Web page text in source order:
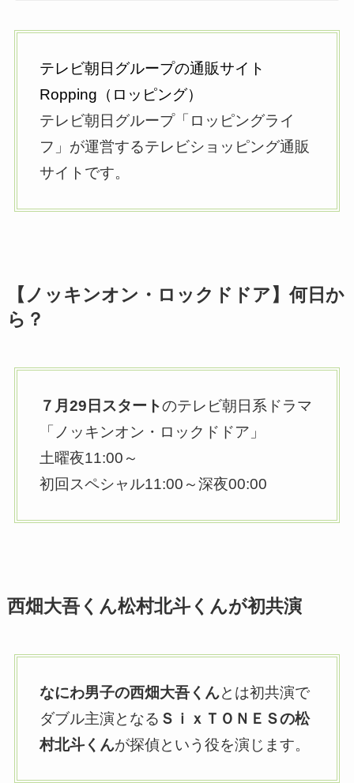
テレビ朝日グループの通販サイト
Ropping（ロッピング）
テレビ朝日グループ「ロッピングライ
フ」が運営するテレビショッピング通販
サイトです。
【ノッキンオン・ロックドドア】何日か
ら？
７月29日スタートのテレビ朝日系ドラマ
「ノッキンオン・ロックドドア」
土曜夜11:00～
初回スペシャル11:00～深夜00:00
西畑大吾くん松村北斗くんが初共演
なにわ男子の西畑大吾くんとは初共演で
ダブル主演となる ＳｉｘＴＯＮＥＳの松
村北斗くんが探偵という役を演じます。